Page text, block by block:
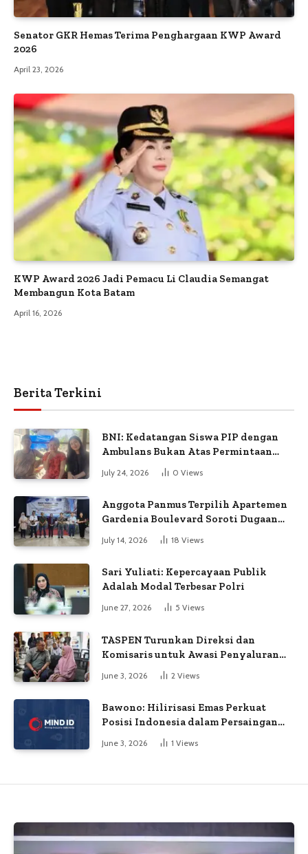
Senator GKR Hemas Terima Penghargaan KWP Award
2026
April 23, 2026
KWP Award 2026 Jadi Pemacu Li Claudia Semangat
Membangun Kota Batam
April 16, 2026
Berita Terkini
BNI: Kedatangan Siswa PIP dengan
Ambulans Bukan Atas Permintaan
July 24, 2026 0 Views
Anggota Panmus Terpilih Apartemen
Gardenia Boulevard Soroti Dugaan
Kejanggalan Voting
July 14, 2026 18 Views
Sari Yuliati: Kepercayaan Publik
Adalah Modal Terbesar Polri
June 27, 2026 5 Views
TASPEN Turunkan Direksi dan
Komisaris untuk Awasi Penyaluran
June 3, 2026 2 Views
Bawono: Hilirisasi Emas Perkuat
Posisi Indonesia dalam Persaingan
Industri Global
June 3, 2026 1 Views